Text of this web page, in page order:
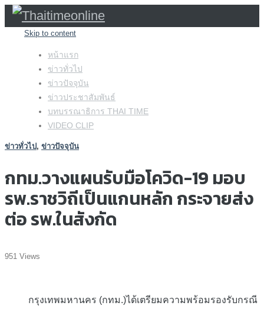
Skip to content
หน้าแรก
ข่าวทั่วไป
ข่าวปัจจุบัน
ข่าวประชาสัมพันธ์
บทบรรณาธิการ THAI TIME
VIDEO CLIP
ข่าวทั่วไป, ข่าวปัจจุบัน
กทม.วางแผนรับมือโควิด-19 มอบ
รพ.ราชวิถีเป็นแกนหลัก กระจายส่ง
ต่อ รพ.ในสังกัด
951 Views
กรุงเทพมหานคร (กทม.)ได้เตรียมความพร้อมรองรับกรณี